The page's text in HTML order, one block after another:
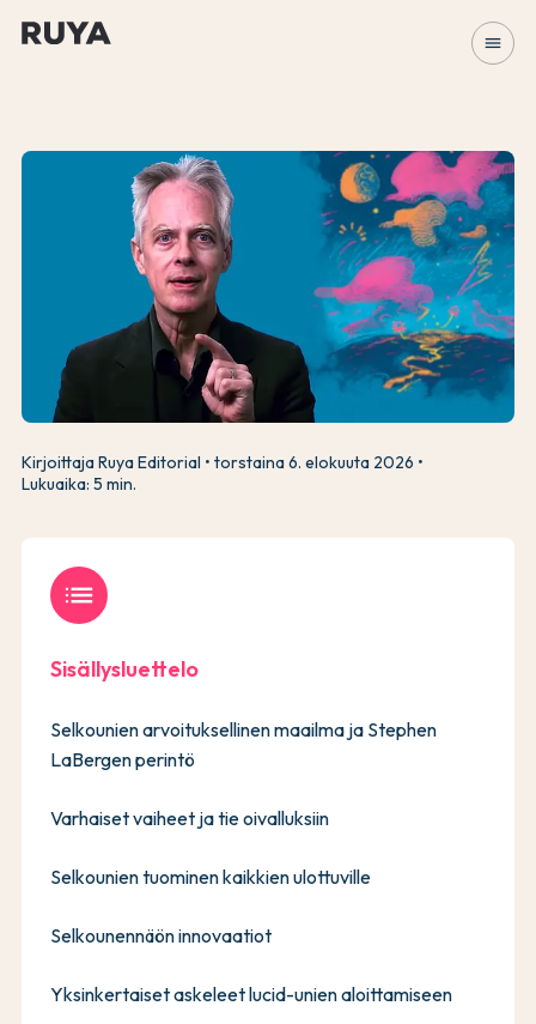
menu
Kirjoittaja Ruya Editorial
torstaina 6. elokuuta 2026
Lukuaika: 5 min.
list
Sisällysluettelo
Selkounien arvoituksellinen maailma ja Stephen
LaBergen perintö
Varhaiset vaiheet ja tie oivalluksiin
Selkounien tuominen kaikkien ulottuville
Selkounennäön innovaatiot
Yksinkertaiset askeleet lucid-unien aloittamiseen